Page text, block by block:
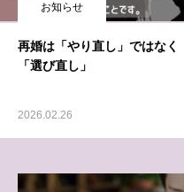
お知らせ
再婚は「やり直し」ではなく
「選び直し」
2026.02.26